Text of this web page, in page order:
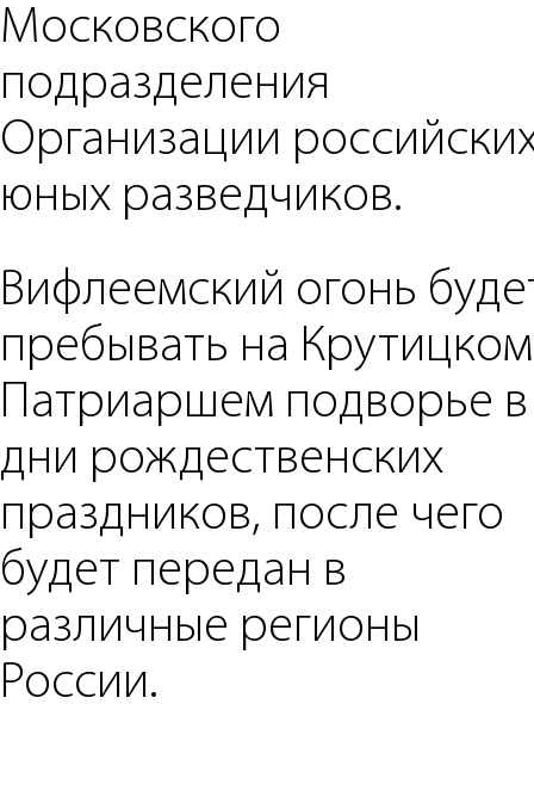
Московского
подразделения
Организации
юных разведчиков.
Вифлеемский огонь
пребывать на Крутицком
Патриаршем подворье в
дни рождественских
праздников, после чего
будет передан в
различные регионы
России.